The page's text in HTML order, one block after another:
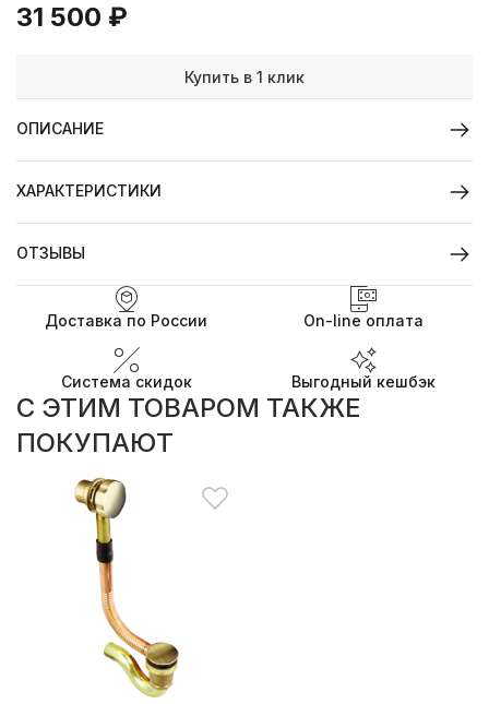
31 500 ₽
Купить в 1 клик
ОПИСАНИЕ
ХАРАКТЕРИСТИКИ
ОТЗЫВЫ
Доставка по России On-line оплата
Система скидок Выгодный кешбэк
C ЭТИМ ТОВАРОМ ТАКЖЕ
ПОКУПАЮТ